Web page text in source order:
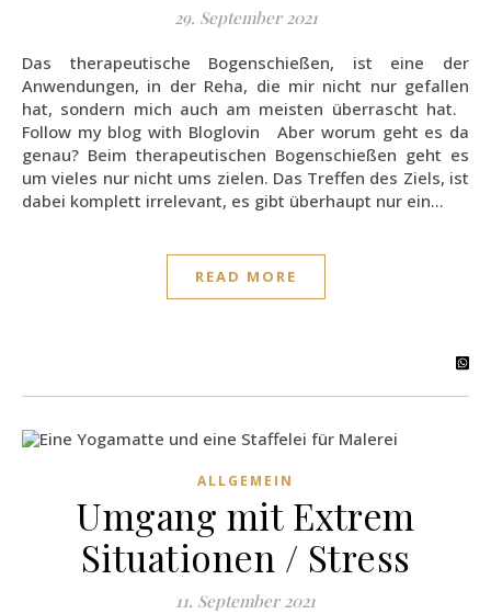
29. September 2021
Das therapeutische Bogenschießen, ist eine der
Anwendungen, in der Reha, die mir nicht nur gefallen
hat, sondern mich auch am meisten überrascht hat.
Follow my blog with Bloglovin Aber worum geht es da
genau? Beim therapeutischen Bogenschießen geht es
um vieles nur nicht ums zielen. Das Treffen des Ziels, ist
dabei komplett irrelevant, es gibt überhaupt nur ein…
READ MORE
ALLGEMEIN
Umgang mit Extrem
Situationen / Stress
11. September 2021